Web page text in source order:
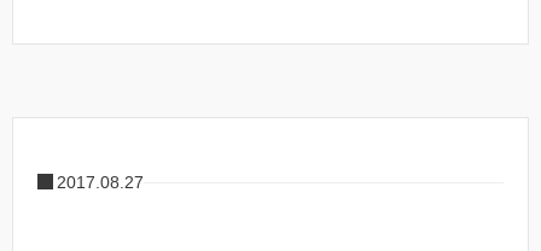
2017.08.27